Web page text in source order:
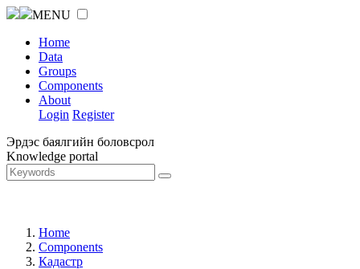
MENU
Home
Data
Groups
Components
About
Login Register
Эрдэс баялгийн боловсрол
Knowledge portal
Home
Components
Кадастр